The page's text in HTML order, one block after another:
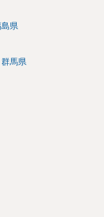
等への納骨を検討
県
群馬県